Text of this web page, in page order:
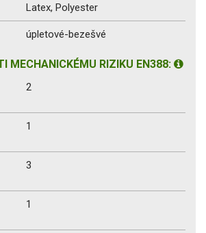
Latex, Polyester
úpletové-bezešvé
MECHANICKÉMU RIZIKU EN388:
2
1
3
1